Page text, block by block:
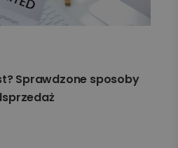
Sprawdzone sposoby